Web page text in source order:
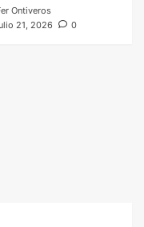
Ontiveros
21, 2026
0